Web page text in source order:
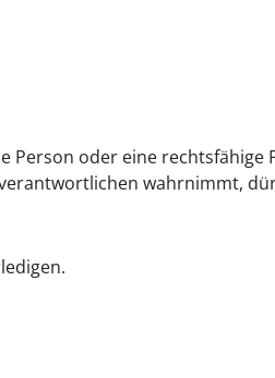
oder eine rechtsfähige
wahrnimmt,